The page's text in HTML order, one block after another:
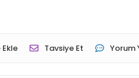
Tavsiye Et Yorum